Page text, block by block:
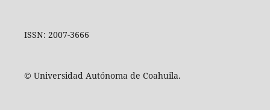
ISSN: 2007-3666
© Universidad Autónoma de Coahuila.